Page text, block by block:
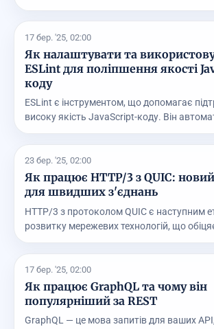
17 бер. '25, 02:00
Як налаштувати та
ESLint для поліпшення якості
коду
ESLint є інструментом, що допомагає
високу якість JavaScript-коду. Він
23 бер. '25, 02:00
Як працює HTTP/3 з QUIC:
для швидших з'єднань
HTTP/3 з протоколом QUIC є наступним
розвитку мережевих технологій, що
17 бер. '25, 02:00
Як працює GraphQL та чому він
популярніший за REST
GraphQL — це мова запитів для ваших